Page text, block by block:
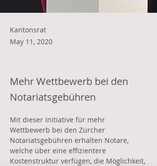
Kantonsrat
May 11, 2020
Mehr Wettbewerb bei den
Notariatsgebühren
Mit dieser Initiative für mehr
Wettbewerb bei den Zürcher
Notariatsgebühren erhalten Notare,
welche über eine effizientere
Kostenstruktur verfügen, die Möglichkeit,